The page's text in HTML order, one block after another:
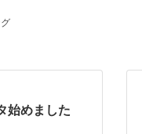
始めました